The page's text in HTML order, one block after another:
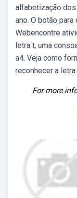
alfabetização dos
ano. O botão
Webencontre
letra t, uma
a4. Veja como
reconhecer a letra
For more